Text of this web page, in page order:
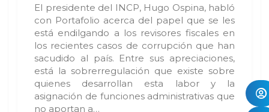
El presidente del INCP, Hugo Ospina, habló
con Portafolio acerca del papel que se les
está endilgando a los revisores fiscales en
los recientes casos de corrupción que han
sacudido al país. Entre sus apreciaciones,
está la sobrerregulación que existe sobre
quienes desarrollan esta labor y la
asignación de funciones administrativas que
no aportan a…